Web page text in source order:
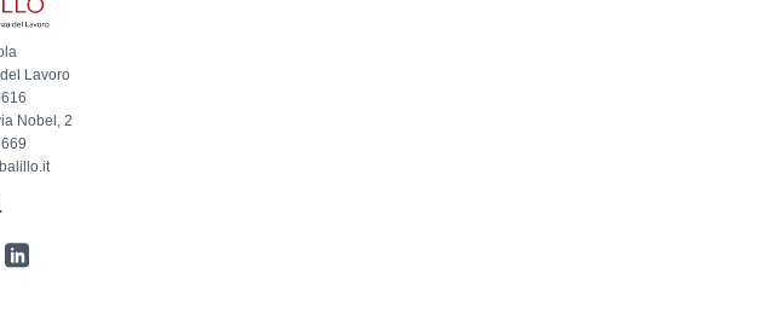
Lavoro
Nobel, 2